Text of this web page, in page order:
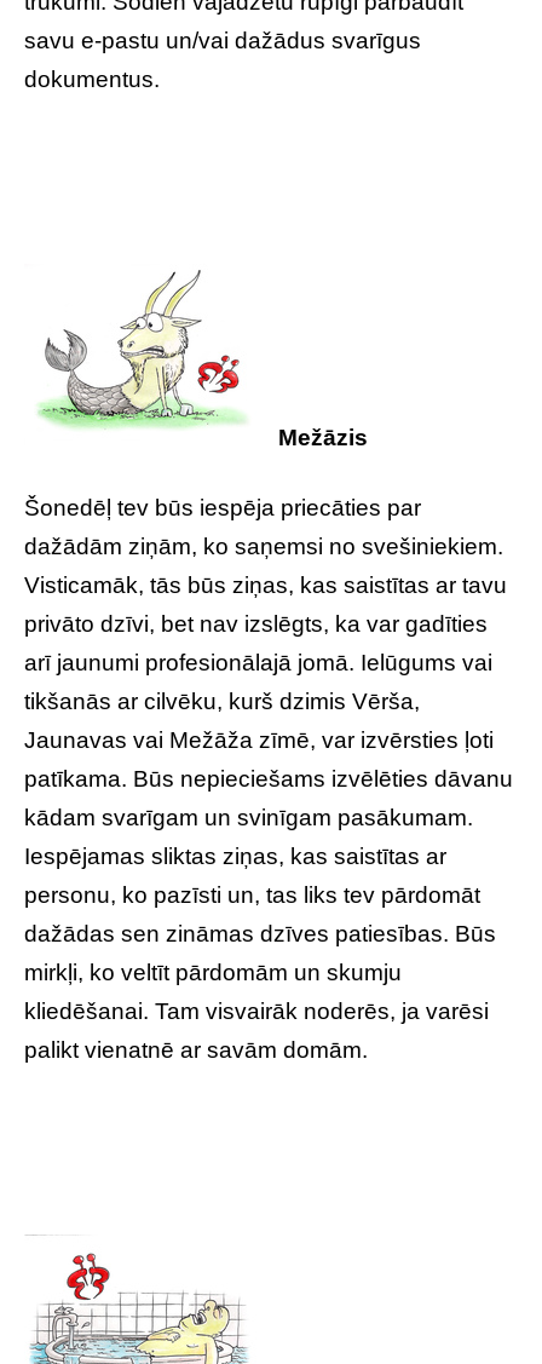
savu e-pastu un/vai dažādus svarīgus
dokumentus.
Mežāzis
Šonedēļ tev būs iespēja priecāties par
dažādām ziņām, ko saņemsi no svešiniekiem.
Visticamāk, tās būs ziņas, kas saistītas ar tavu
privāto dzīvi, bet nav izslēgts, ka var gadīties
arī jaunumi profesionālajā jomā. Ielūgums vai
tikšanās ar cilvēku, kurš dzimis Vērša,
Jaunavas vai Mežāža zīmē, var izvērsties ļoti
patīkama. Būs nepieciešams izvēlēties dāvanu
kādam svarīgam un svinīgam pasākumam.
Iespējamas sliktas ziņas, kas saistītas ar
personu, ko pazīsti un, tas liks tev pārdomāt
dažādas sen zināmas dzīves patiesības. Būs
mirkļi, ko veltīt pārdomām un skumju
kliedēšanai. Tam visvairāk noderēs, ja varēsi
palikt vienatnē ar savām domām.